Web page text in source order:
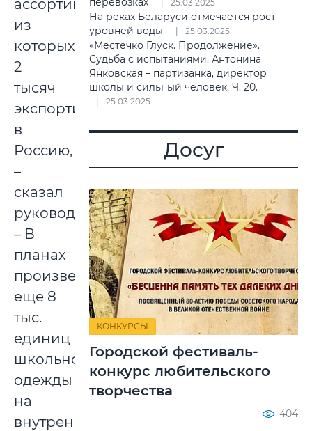
ассортимента,
из
которых
2
тысяч
экспортировано
в
Россию,
–
сказал
руководитель.
– В
планах
произвести
еще 8
тыс.
единиц
школьной
одежды
на
внутренний
25.03.2025
На реках Беларуси отмечается рост
уровней воды
25.03.2025
«Местечко Глуск. Продолжение».
Судьба с испытаниями. Антонина
Янковская – партизанка, директор
школы и сильный человек. Ч. 20.
25.03.2025
Досуг
КОНКУРСЫ
Городской фестиваль-
конкурс любительского
творчества
404